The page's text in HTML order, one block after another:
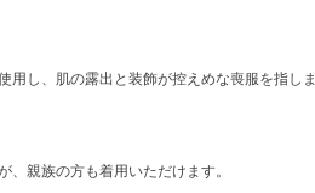
用し、肌の露出と装飾が控えめな喪服を指しま
親族の方も着用いただけます。